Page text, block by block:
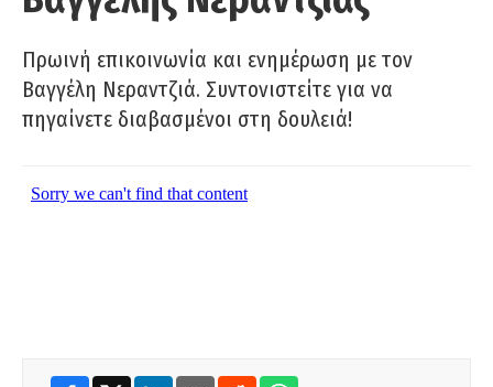
Πρωινή επικοινωνία και ενημέρωση με τον
Βαγγέλη Νεραντζιά. Συντονιστείτε για να
πηγαίνετε διαβασμένοι στη δουλειά!